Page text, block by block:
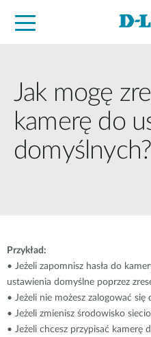
Jak mogę
kamerę do
domyślnych?
Przykład:
• Jeżeli zapomnisz hasła do
ustawienia domyślne poprzez
• Jeżeli nie możesz zalogować się
• Jeżeli zmienisz środowisko
• Jeżeli chcesz przypisać kamerę